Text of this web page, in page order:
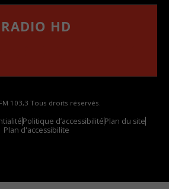
RADIO HD
103,3 Tous droits réservés.
Politique d’accessibilitéPlan du site
Plan d'accessibilite